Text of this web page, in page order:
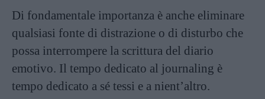
Di fondamentale importanza è anche eliminare
qualsiasi fonte di distrazione o di disturbo che
possa interrompere la scrittura del diario
emotivo. Il tempo dedicato al journaling è
tempo dedicato a sé tessi e a nient’altro.